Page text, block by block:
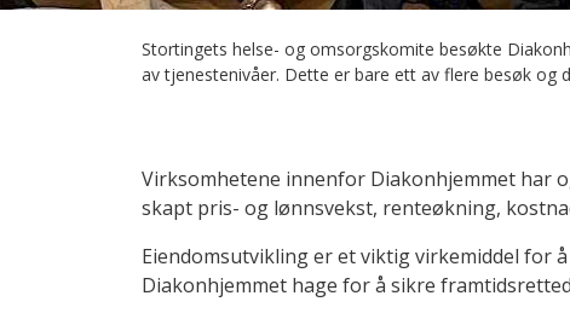
Stortingets helse- og omsorgskomite besøkte
av tjenestenivåer. Dette er bare ett av flere besøk
Virksomhetene innenfor Diakonhjemmet har
skapt pris- og lønnsvekst, renteøkning,
Eiendomsutvikling er et viktig virkemiddel for
Diakonhjemmet hage for å sikre